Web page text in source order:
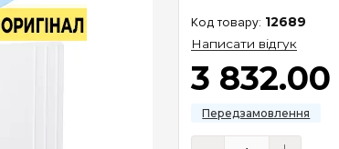
12689
Написати відгук
3 832.00